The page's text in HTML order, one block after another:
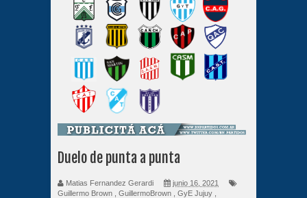
Duelo de punta a punta
Matias Fernandez Gerardi
junio 16, 2021
Guillermo Brown
GuillermoBrown GyE Jujuy